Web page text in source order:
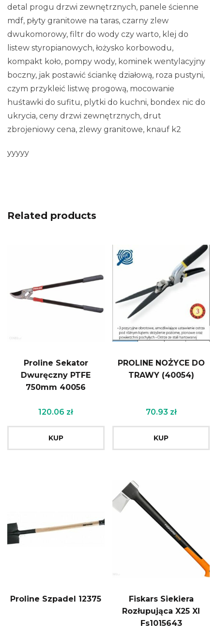
detal progu drzwi zewnętrznych, panele ścienne
mdf, płyty granitowe na taras, czarny zlew
dwukomorowy, filtr do wody czy warto, klej do
listew styropianowych, łożysko korbowodu,
kompakt koło, pompy wody, kominek wentylacyjny
boczny, jak postawić ściankę działową, roza pustyni,
czym przykleić listwę progową, mocowanie
huśtawki do sufitu, plytki do kuchni, bondex nic do
ukrycia, ceny drzwi zewnętrznych, drut
zbrojeniowy cena, zlewy granitowe, knauf k2
yyyyy
Related products
Proline Sekator
Dwuręczny PTFE
750mm 40056
120.06 zł
KUP
PROLINE NOŻYCE DO
TRAWY (40054)
70.93 zł
KUP
Proline Szpadel 12375
Fiskars Siekiera
Rozłupująca X25 Xl
Fs1015643